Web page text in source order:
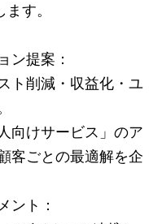
す。
ン提案：
ト削減・収益化・ユ
向けサービス」のア
客ごとの最適解を企
ント：